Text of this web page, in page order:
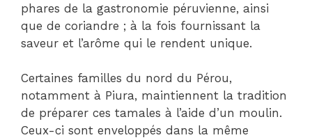
phares de la gastronomie péruvienne, ainsi
que de coriandre ; à la fois fournissant la
saveur et l’arôme qui le rendent unique.
Certaines familles du nord du Pérou,
notamment à Piura, maintiennent la tradition
de préparer ces tamales à l’aide d’un moulin.
Ceux-ci sont enveloppés dans la même